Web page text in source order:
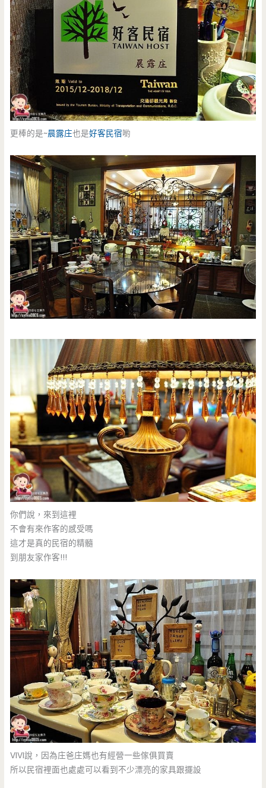
更棒的是~晨露庄也是好客民宿喲
你們說，來到這裡
不會有來作客的感受嗎
這才是真的民宿的精髓
到朋友家作客!!!
VIVI說，因為庄爸庄媽也有經營一些傢俱買賣
所以民宿裡面也處處可以看到不少漂亮的家具跟擺設